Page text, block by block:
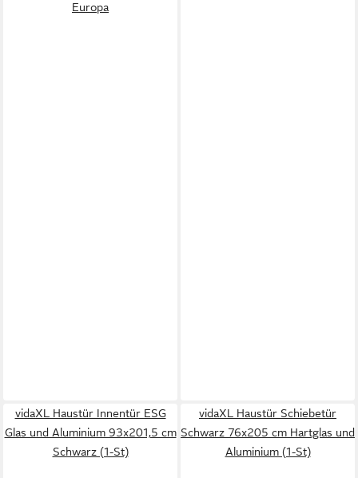
Europa
vidaXL Haustür Innentür ESG
Glas und Aluminium 93x201,5 cm
Schwarz (1-St)
vidaXL Haustür Schiebetür
Schwarz 76x205 cm Hartglas und
Aluminium (1-St)